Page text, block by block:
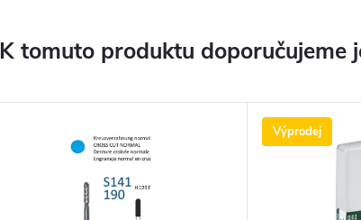
K tomuto produktu doporučujeme
Výprodej